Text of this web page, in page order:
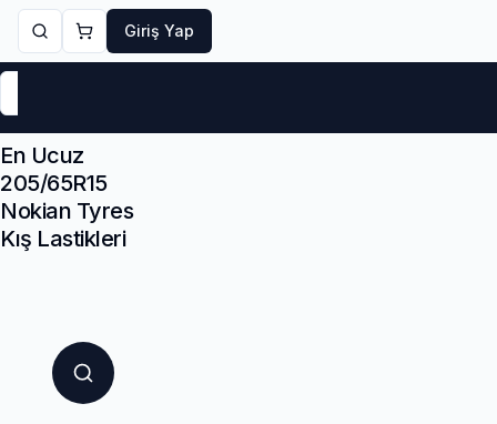
Giriş Yap
En Ucuz
205/65R15
Nokian Tyres
Kış Lastikleri